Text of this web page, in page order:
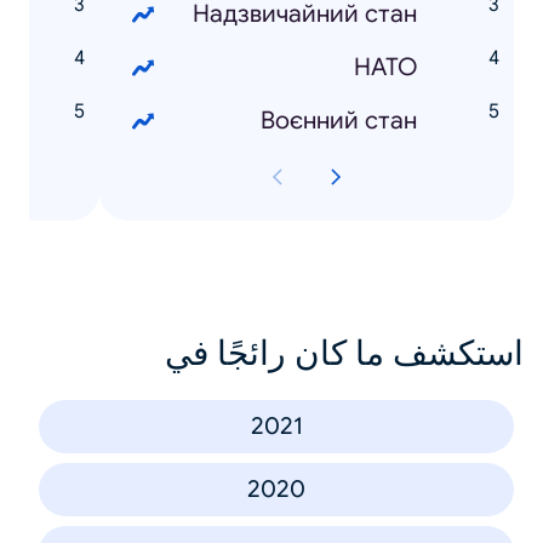
Надзвичайний стан
НАТО
Воєнний стан
استكشف ما كان رائجًا في
2021
2020